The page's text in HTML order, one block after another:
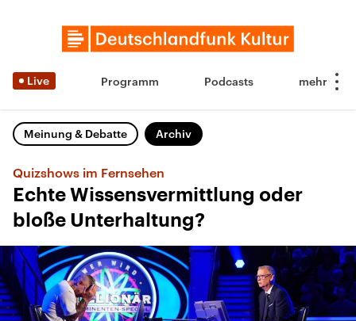
Live Programm Podcasts
Meinung & Debatte Archiv
Quizshows im Fernsehen
Echte Wissensvermittlung oder
bloße Unterhaltung?